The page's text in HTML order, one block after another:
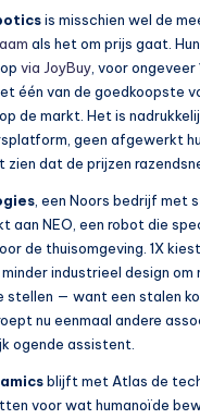
is misschien wel de
als het om prijs gaat.
via JoyBuy , voor
één van de goedkoopste
de markt. Het is
geen afgewerkt
zien dat de prijzen
, een Noors bedrijf met
aan NEO, een robot die
de thuisomgeving. 1X
industrieel design om
stellen — want een stalen
nu eenmaal andere
ogende assistent.
blijft met Atlas de
voor wat humanoïde